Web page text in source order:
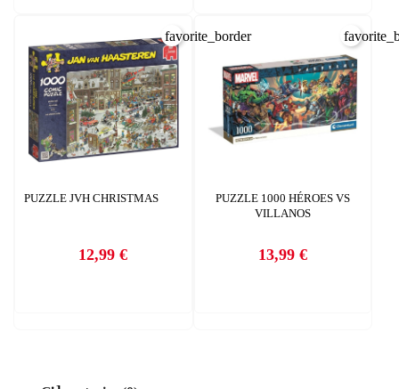
PUZZLE JVH CHRISTMAS
Precio
12,99 €
favorite_border
PUZZLE 1000 HÉROES VS
VILLANOS
Precio
13,99 €
CREAR LISTA DE DESEOS